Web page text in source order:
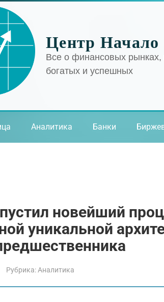
Центр Начало
Все о финансовых рынках,
богатых и успешных
Аналитика Банки
новейший
уникальной
Рубрика: Аналитика